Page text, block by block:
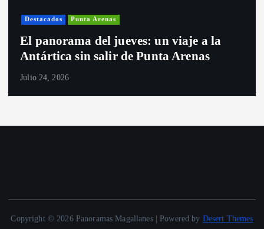
Destacados Punta Arenas
El panorama del jueves: un viaje a la
Antártica sin salir de Punta Arenas
Julio 24, 2026
Copyright © 2026 Panoramas Magallanes | Powered by Desert Themes